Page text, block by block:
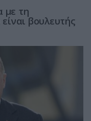
με τη
βουλευτής